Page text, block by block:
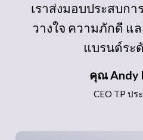
เราส่งมอบประสบก
วางใจ ความภักดี แ
แบรนด์ระ
คุณ Andy
CEO TP ปร